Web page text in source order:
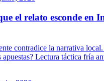
el relato esconde en
contradice la narrativa local.
Lectura táctica fría